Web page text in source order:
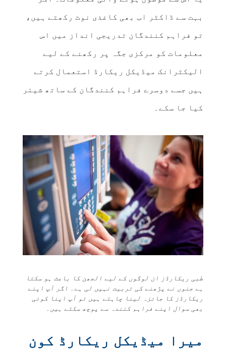
بہت سے ڈاکٹر اب بھی کاغذی نوٹ رکھتے ہیں،
تو فراہم کنندگان تدریجی انداز میں اس
معلومات کو مرکزی جگہ پر رکھنے کے لیے
الیکٹرانک میڈیکل ریکارڈ استعمال کرتے
ہیں جسے دوسرے فراہم کنندگان کے ساتھ شیئر
کیا جا سکے۔
طبی ریکارڈز ان لوگوں کے لیے الجھن کا باعث ہو سکتا
ہے جنوں نے پڑھنے کی تربیت نہیں لی ہے۔ اگر آپ اپنے
ریکارڈز کا جائزہ لینا چاہتے ہیں تو آپ اپنا کوئی
بھی سوال اپنے فراہم کنندہ سے پوچھ سکتے ہیں۔
میرا میڈیکل ریکارڈ کون